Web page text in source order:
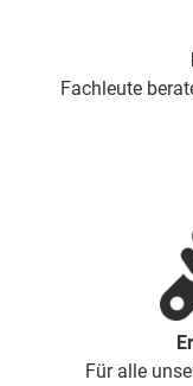
Fachleute
Für alle